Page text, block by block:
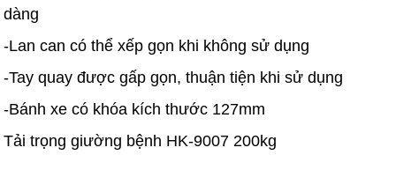
dàng
-Lan can có thể xếp gọn khi không sử dụng
-Tay quay được gấp gọn, thuận tiện khi sử dụng
-Bánh xe có khóa kích thước 127mm
Tải trọng giường bệnh HK-9007 200kg